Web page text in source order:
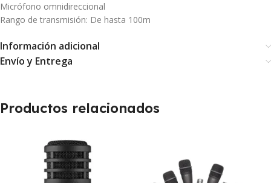
Micrófono omnidireccional
Rango de transmisión: De hasta 100m
Información adicional
Envío y Entrega
Productos relacionados